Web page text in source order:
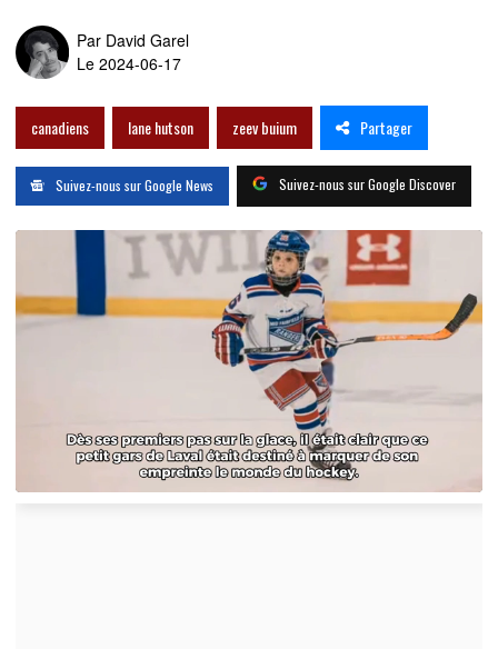
Par David Garel
Le 2024-06-17
canadiens lane hutson zeev buium Partager
Suivez-nous sur Google News Suivez-nous sur Google Discover